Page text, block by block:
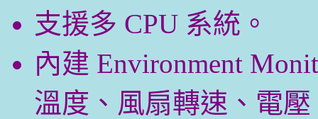
支援多 CPU 系統。
內建 Environment
溫度、風扇轉速、電壓